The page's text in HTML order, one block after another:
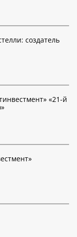
создатель
«21-й